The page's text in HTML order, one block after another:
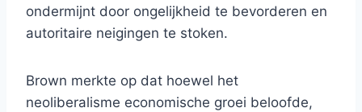
ondermijnt door ongelijkheid te bevorderen en
autoritaire neigingen te stoken.
Brown merkte op dat hoewel het
neoliberalisme economische groei beloofde,